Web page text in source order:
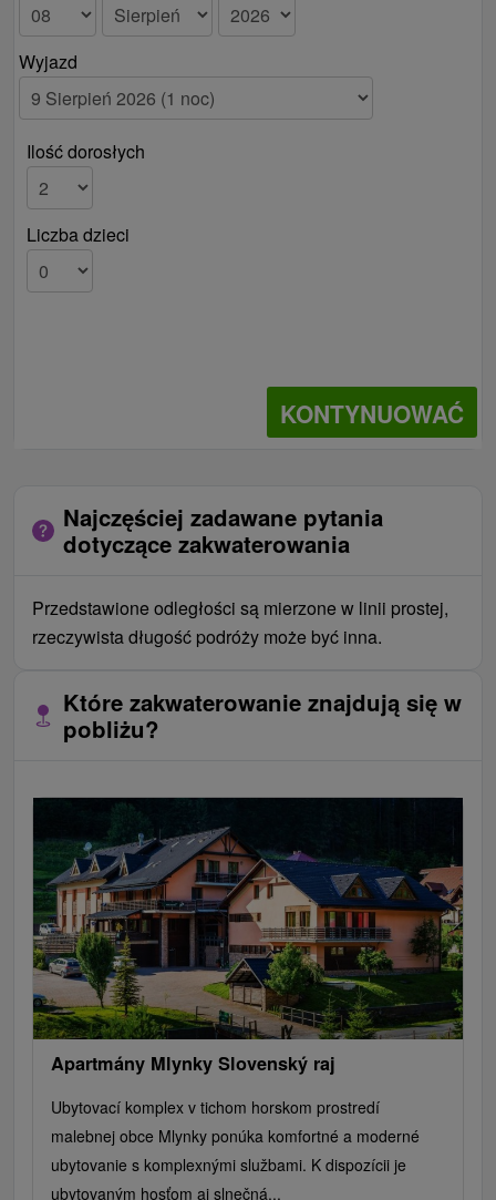
Wyjazd
Ilość dorosłych
Liczba dzieci
KONTYNUOWAĆ
Najczęściej zadawane pytania
dotyczące zakwaterowania
Przedstawione odległości są mierzone w linii prostej,
rzeczywista długość podróży może być inna.
Które zakwaterowanie znajdują się w
pobliżu?
Apartmány Mlynky Slovenský raj
Ubytovací komplex v tichom horskom prostredí
malebnej obce Mlynky ponúka komfortné a moderné
ubytovanie s komplexnými službami. K dispozícii je
ubytovaným hosťom aj slnečná...